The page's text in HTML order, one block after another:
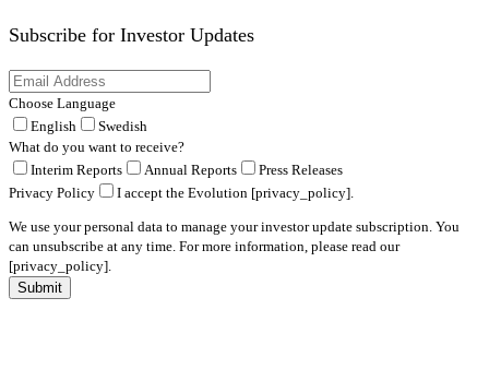
Subscribe for Investor Updates
Choose Language
English
Swedish
What do you want to receive?
Interim Reports
Annual Reports
Press Releases
Privacy Policy
I accept the Evolution [privacy_policy].
We use your personal data to manage your investor update subscription. You
can unsubscribe at any time. For more information, please read our
[privacy_policy].
Submit